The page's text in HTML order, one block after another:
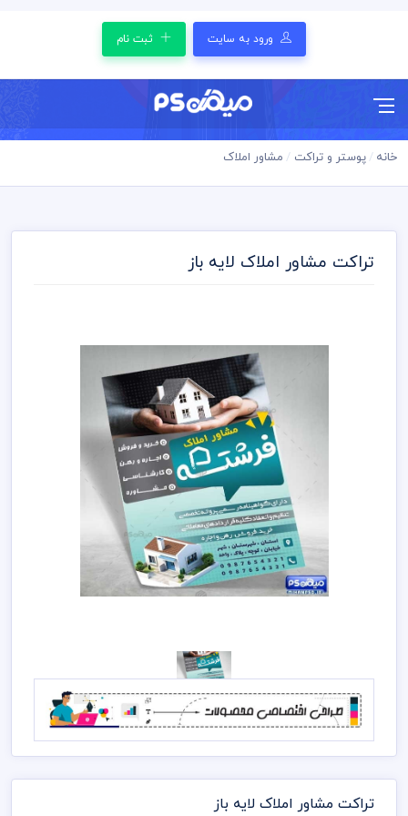
ورود به سایت ثبت نام
خانه پوستر و تراکت مشاور املاک
تراکت مشاور املاک لایه باز
تراکت مشاور املاک لایه باز